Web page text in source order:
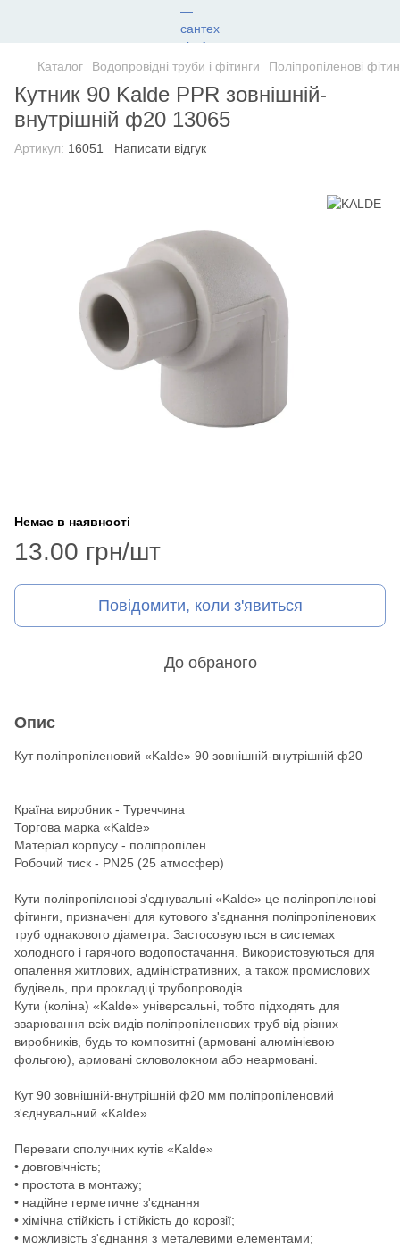
Каталог Водопровідні труби і фітинги Поліпропіленові
Кутник 90 Kalde PPR зовнішній-
внутрішній ф20 13065
Артикул: 16051 Написати відгук
Немає в наявності
13.00 грн/шт
Повідомити, коли з'явиться
До обраного
Опис
Кут поліпропіленовий «Kalde» 90 зовнішній-внутрішній ф20
Країна виробник - Туреччина
Торгова марка «Kalde»
Матеріал корпусу - поліпропілен
Робочий тиск - PN25 (25 атмосфер)
Кути поліпропіленові з'єднувальні «Kalde» це поліпропіленові
фітинги, призначені для кутового з'єднання поліпропіленових
труб однакового діаметра. Застосовуються в системах
холодного і гарячого водопостачання. Використовуються для
опалення житлових, адміністративних, а також промислових
будівель, при прокладці трубопроводів.
Кути (коліна) «Kalde» універсальні, тобто підходять для
зварювання всіх видів поліпропіленових труб від різних
виробників, будь то композитні (армовані алюмінієвою
фольгою), армовані скловолокном або неармовані.
Кут 90 зовнішній-внутрішній ф20 мм поліпропіленовий
з'єднувальний «Kalde»
Переваги сполучних кутів «Kalde»
• довговічність;
• простота в монтажу;
• надійне герметичне з'єднання
• хімічна стійкість і стійкість до корозії;
• можливість з'єднання з металевими елементами;